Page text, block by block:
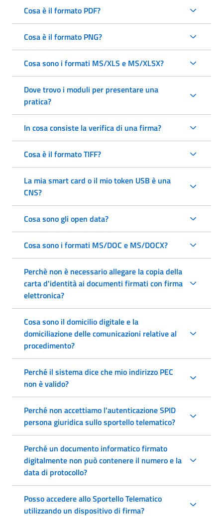
Cosa è il formato PDF?
Cosa è il formato PNG?
Cosa sono i formati MS/XLS e MS/XLSX?
Dove trovo i moduli per presentare una
pratica?
In cosa consiste la verifica di una firma?
Cosa è il formato TIFF?
La mia smart card o il mio token USB è una
CNS?
Cosa sono gli open data?
Cosa sono i formati MS/DOC e MS/DOCX?
Perchè non è necessario allegare la copia della
carta d'identità ai documenti firmati con firma
elettronica?
Cosa sono il domicilio digitale e la
domiciliazione delle comunicazioni relative al
procedimento?
Perché il sistema dice che mio indirizzo PEC
non è valido?
Perché non accettiamo l'autenticazione SPID
persona giuridica sullo sportello telematico?
Perché un documento informatico firmato
digitalmente non può contenere il numero e la
data di protocollo?
Posso accedere allo Sportello Telematico
utilizzando un dispositivo di firma?